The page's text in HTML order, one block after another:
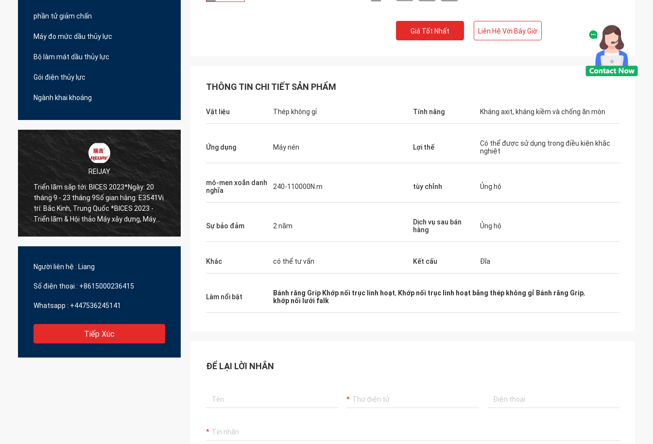
phần tử giảm chấn
Máy đo mức dầu thủy lực
Bộ làm mát dầu thủy lực
Gói điện thủy lực
Ngành khai khoáng
REIJAY
Triển lãm sắp tới: BICES 2023*Ngày: 20
tháng 9 - 23 tháng 9Số gian hàng: E3541Vị
trí: Bắc Kinh, Trung Quốc *BICES 2023 -
Triển lãm & Hội thảo Máy xây dựng, Máy
vật liệu xây dựng và Máy khai thác quốc tế
Chúng tôi sẽ cung cấp cho bạn dịch vụ tốt
Nhà máy mới sắp tới được khởi công xây
dựng vào ngày 8 tháng 8 năm 2023 và sẽ
Người liên hệ : Liang
Số điện thoại : +8615000236415
Whatsapp : +447536245141
Tiếp Xúc
Giá Tốt Nhất Liên Hệ Với Bây Giờ
THÔNG TIN CHI TIẾT SẢN PHẨM
Vật liệu Thép không gỉ Tính năng Kháng axit, kháng kiềm và chống ăn mòn
Ứng dụng Máy nén Lợi thế
Có thể được sử dụng trong điều kiện khắc
nghiệt
mô-men xoắn danh
nghĩa
240-110000N.m tùy chỉnh Ủng hộ
Sự bảo đảm 2 năm
Dịch vụ sau bán
hàng
Ủng hộ
Khác có thể tư vấn Kết cấu Đĩa
Làm nổi bật Bánh răng Grip Khớp nối trục linh hoạt, Khớp nối trục linh hoạt bằng thép không gỉ Bánh răng Grip,
khớp nối lưới falk
ĐỂ LẠI LỜI NHẮN